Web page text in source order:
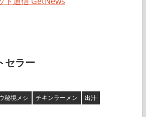
セラー
秘境メシ チキンラーメン
出汁